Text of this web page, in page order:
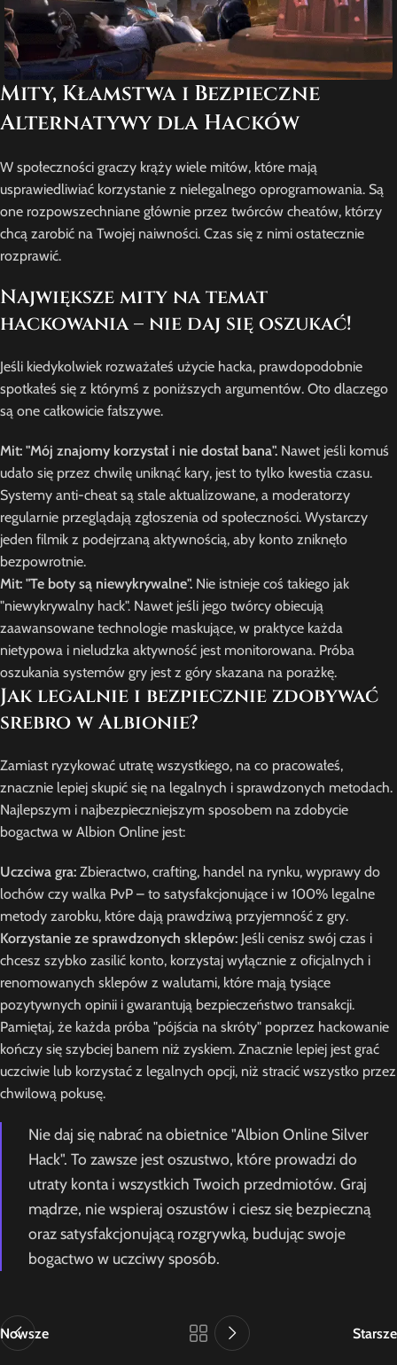
Mity, Kłamstwa i Bezpieczne
Alternatywy dla Hacków
W społeczności graczy krąży wiele mitów, które mają
usprawiedliwiać korzystanie z nielegalnego oprogramowania. Są
one rozpowszechniane głównie przez twórców cheatów, którzy
chcą zarobić na Twojej naiwności. Czas się z nimi ostatecznie
rozprawić.
Największe mity na temat
hackowania – nie daj się oszukać!
Jeśli kiedykolwiek rozważałeś użycie hacka, prawdopodobnie
spotkałeś się z którymś z poniższych argumentów. Oto dlaczego
są one całkowicie fałszywe.
Mit: "Mój znajomy korzystał i nie dostał bana". Nawet jeśli komuś
udało się przez chwilę uniknąć kary, jest to tylko kwestia czasu.
Systemy anti-cheat są stale aktualizowane, a moderatorzy
regularnie przeglądają zgłoszenia od społeczności. Wystarczy
jeden filmik z podejrzaną aktywnością, aby konto zniknęło
bezpowrotnie.
Mit: "Te boty są niewykrywalne". Nie istnieje coś takiego jak
"niewykrywalny hack". Nawet jeśli jego twórcy obiecują
zaawansowane technologie maskujące, w praktyce każda
nietypowa i nieludzka aktywność jest monitorowana. Próba
oszukania systemów gry jest z góry skazana na porażkę.
Jak legalnie i bezpiecznie zdobywać
srebro w Albionie?
Zamiast ryzykować utratę wszystkiego, na co pracowałeś,
znacznie lepiej skupić się na legalnych i sprawdzonych metodach.
Najlepszym i najbezpieczniejszym sposobem na zdobycie
bogactwa w Albion Online jest:
Uczciwa gra: Zbieractwo, crafting, handel na rynku, wyprawy do
lochów czy walka PvP – to satysfakcjonujące i w 100% legalne
metody zarobku, które dają prawdziwą przyjemność z gry.
Korzystanie ze sprawdzonych sklepów: Jeśli cenisz swój czas i
chcesz szybko zasilić konto, korzystaj wyłącznie z oficjalnych i
renomowanych sklepów z walutami, które mają tysiące
pozytywnych opinii i gwarantują bezpieczeństwo transakcji.
Pamiętaj, że każda próba "pójścia na skróty" poprzez hackowanie
kończy się szybciej banem niż zyskiem. Znacznie lepiej jest grać
uczciwie lub korzystać z legalnych opcji, niż stracić wszystko przez
chwilową pokusę.
Nie daj się nabrać na obietnice "Albion Online Silver
Hack". To zawsze jest oszustwo, które prowadzi do
utraty konta i wszystkich Twoich przedmiotów. Graj
mądrze, nie wspieraj oszustów i ciesz się bezpieczną
oraz satysfakcjonującą rozgrywką, budując swoje
bogactwo w uczciwy sposób.
Nowsze Starsze